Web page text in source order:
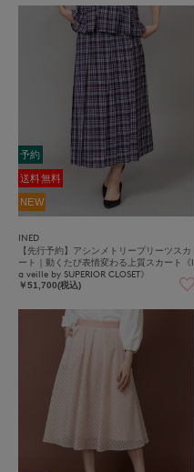
予約
送料無料
NEW
INED
【先行予約】アシンメトリープリーツスカ
ート｜動くたび表情変わる上質スカート《l
a veille by SUPERIOR CLOSET》
￥51,700(税込)